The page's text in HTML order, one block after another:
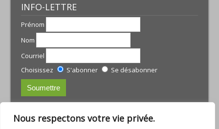
Nous respectons votre vie privée.
INFO-LETTRE
Prénom
Nom
Courriel
Choisissez
S'abonner Se désabonner